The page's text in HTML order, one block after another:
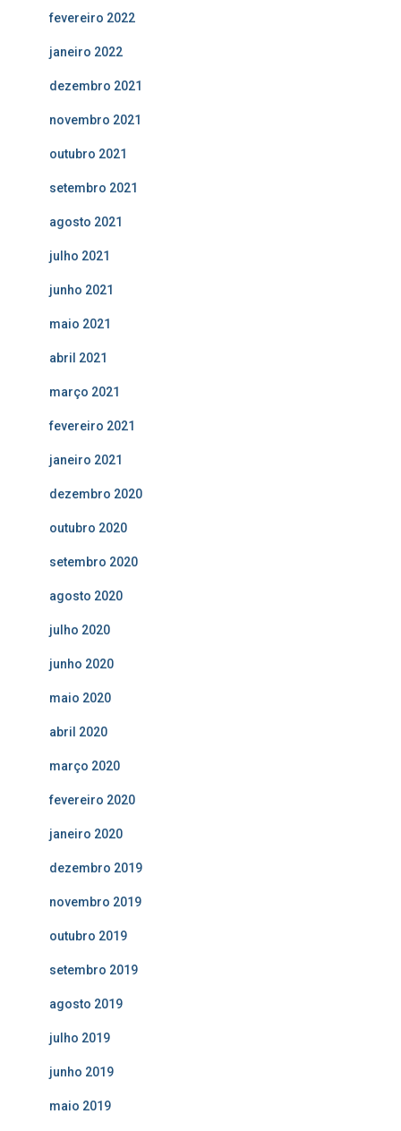
fevereiro 2022
janeiro 2022
dezembro 2021
novembro 2021
outubro 2021
setembro 2021
agosto 2021
julho 2021
junho 2021
maio 2021
abril 2021
março 2021
fevereiro 2021
janeiro 2021
dezembro 2020
outubro 2020
setembro 2020
agosto 2020
julho 2020
junho 2020
maio 2020
abril 2020
março 2020
fevereiro 2020
janeiro 2020
dezembro 2019
novembro 2019
outubro 2019
setembro 2019
agosto 2019
julho 2019
junho 2019
maio 2019